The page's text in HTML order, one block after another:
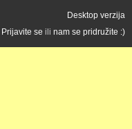
Desktop verzija
Prijavite se ili nam se pridružite :)